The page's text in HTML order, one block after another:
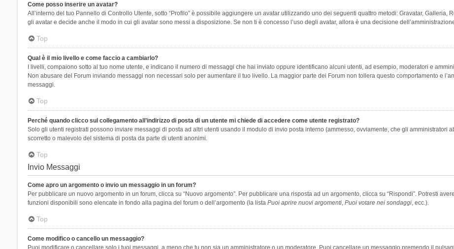
Come posso inserire un avatar?
All’interno del tuo Pannello di Controllo Utente, sotto “Profilo” è possibile aggiungere un avatar utilizzando uno dei seguenti quattro metodi: Gravatar, Galleria,
gli avatar e decide anche il modo in cui gli avatar sono messi a disposizione. Se non ti è concesso l’uso degli avatar, allora è una decisione
Top
Qual è il mio livello e come faccio a cambiarlo?
I livelli, compaiono sotto al tuo nome utente, e indicano il numero di messaggi che hai inviato oppure identificano alcuni utenti, ad esempio, moderatori e
Non abusare del Forum inviando messaggi non necessari solo per aumentare il tuo livello. La maggior parte dei Forum non tollera questo comportamento e
messaggi.
Top
Perché quando clicco sul collegamento all’indirizzo di posta di un utente mi chiede di accedere come utente registrato?
Solo gli utenti registrati possono inviare messaggi di posta ad altri utenti usando il modulo di invio posta interno (ammesso, ovviamente, che gli amministratori
scorretto o malevolo del sistema di posta da parte di utenti anonimi.
Top
Invio Messaggi
Come apro un argomento o invio un messaggio in un forum?
Per pubblicare un nuovo argomento in un forum, clicca su “Nuovo argomento”. Per pubblicare una risposta ad un argomento, clicca su “Rispondi”. Potresti
funzioni disponibili sono elencate in fondo alla pagina del forum o dell’argomento (la lista Puoi aprire nuovi argomenti, Puoi votare nei sondaggi, ecc.).
Top
Come modifico o cancello un messaggio?
Puoi modificare o cancellare solo i tuoi messaggi, a meno che tu non sia un amministratore o un moderatore. Puoi cancellare un messaggio premendo il